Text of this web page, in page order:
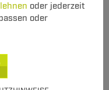
oder jederzeit
oder